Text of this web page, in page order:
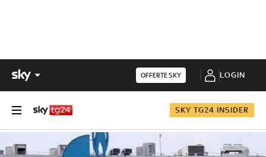
OFFERTE SKY LOGIN
SKY TG24 INSIDER